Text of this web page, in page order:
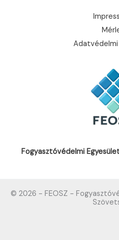
Adatvédelmi
Fogyasztóvédelmi
© 2026 - FEOSZ -